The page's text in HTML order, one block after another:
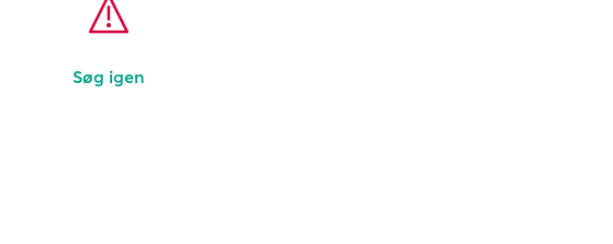
Søg igen